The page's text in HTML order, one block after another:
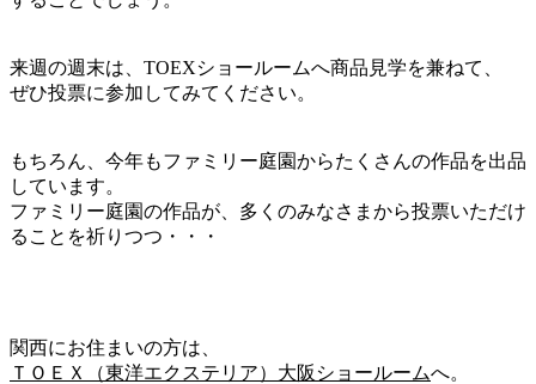
来週の週末は、TOEXショールームへ商品見学を兼ねて、
ぜひ投票に参加してみてください。
もちろん、今年もファミリー庭園からたくさんの作品を出品
しています。
ファミリー庭園の作品が、多くのみなさまから投票いただけ
ることを祈りつつ・・・
関西にお住まいの方は、
ＴＯＥＸ（東洋エクステリア）大阪ショールームへ。